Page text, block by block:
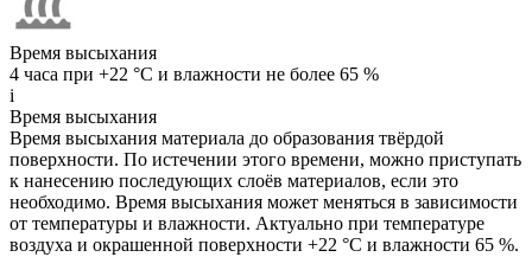
Время высыхания
4 часа при +22 °C и влажности не более 65 %
i
Время высыхания
Время высыхания материала до образования твёрдой
поверхности. По истечении этого времени, можно приступать
к нанесению последующих слоёв материалов, если это
необходимо. Время высыхания может меняться в зависимости
от температуры и влажности. Актуально при температуре
воздуха и окрашенной поверхности +22 °C и влажности 65 %.